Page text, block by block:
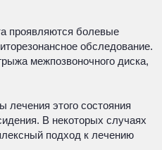
проявляются болевые
обследование.
межпозвоночного диска,
этого состояния
В некоторых случаях
подход к лечению